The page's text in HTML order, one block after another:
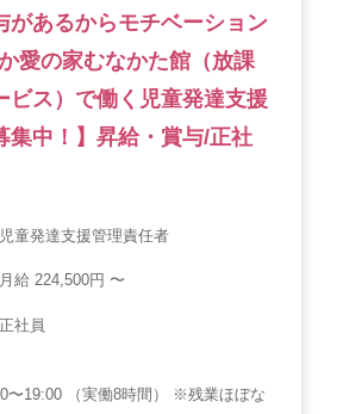
があるからモチベーション
愛の家むなかた館（放課
ビス）で働く児童発達支援
集中！】昇給・賞与/正社
児童発達支援管理責任者
月給 224,500円 〜
正社員
〜19:00 （実働8時間） ※残業ほぼな